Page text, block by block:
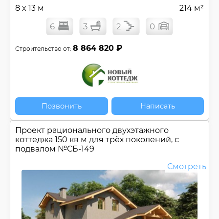
8 x 13 м 214 м²
6 3 2 0
Строительство от: 8 864 820 ₽
Позвонить Написать
Проект рационального двухэтажного
коттеджа 150 кв м для трёх поколений, с
подвалом №СБ-149
Смотреть